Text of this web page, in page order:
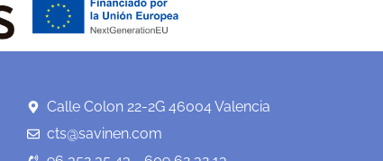
Calle Colon 22-2G 46004 Valencia
cts@savinen.com